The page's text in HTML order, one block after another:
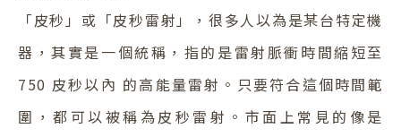
「皮秒」或「皮秒雷射」，很多人以為是某台特定機
器，其實是一個統稱，指的是雷射脈衝時間縮短至
750 皮秒以內 的高能量雷射。只要符合這個時間範
圍，都可以被稱為皮秒雷射。市面上常見的像是